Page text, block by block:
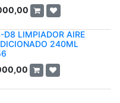
LIMPIADOR AIRE
240ML